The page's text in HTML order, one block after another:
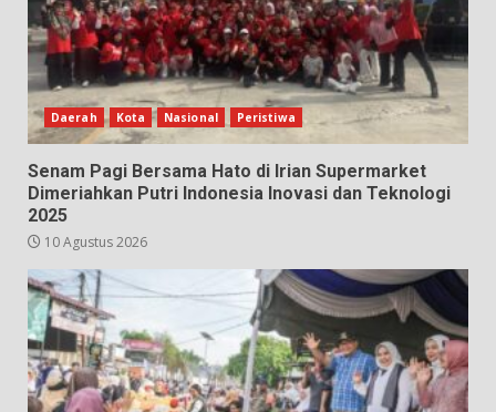
Daerah Kota Nasional Peristiwa
Senam Pagi Bersama Hato di Irian Supermarket
Dimeriahkan Putri Indonesia Inovasi dan Teknologi
2025
10 Agustus 2026